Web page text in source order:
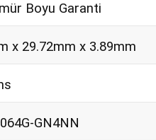
Boyu Garanti
x 29.72mm x 3.89mm
GN4NN